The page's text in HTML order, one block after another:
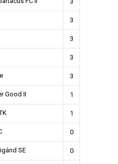
3
3
3
3
Good II 1
1
0
SE 0